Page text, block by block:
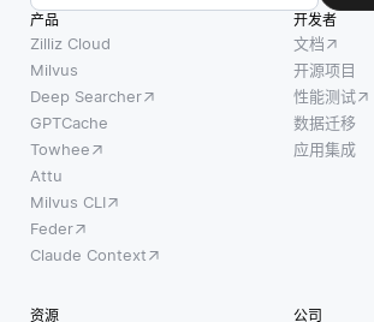
产品
Zilliz Cloud
Milvus
Deep Searcher
GPTCache
Towhee
Attu
Milvus CLI
Feder
Claude Context
开发者
文档
开源项目
性能测试
数据迁移
应用集成
资源 公司